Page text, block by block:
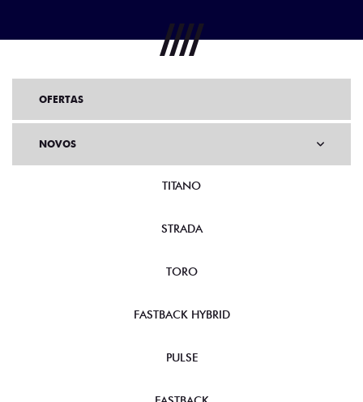
OFERTAS
NOVOS
TITANO
STRADA
TORO
FASTBACK HYBRID
PULSE